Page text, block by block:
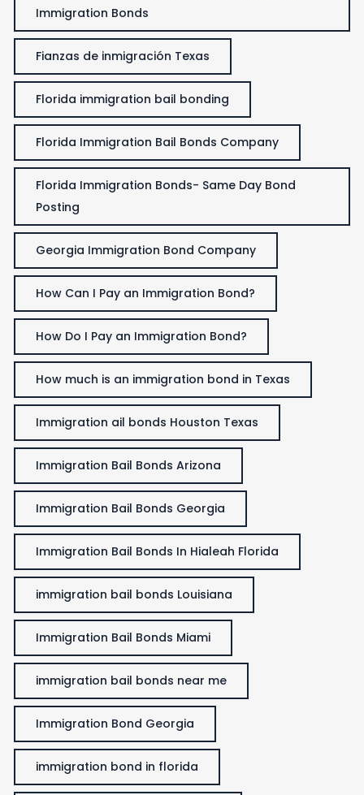
Immigration Bonds
Fianzas de inmigración Texas
Florida immigration bail bonding
Florida Immigration Bail Bonds Company
Florida Immigration Bonds- Same Day Bond
Posting
Georgia Immigration Bond Company
How Can I Pay an Immigration Bond?
How Do I Pay an Immigration Bond?
How much is an immigration bond in Texas
Immigration ail bonds Houston Texas
Immigration Bail Bonds Arizona
Immigration Bail Bonds Georgia
Immigration Bail Bonds In Hialeah Florida
immigration bail bonds Louisiana
Immigration Bail Bonds Miami
immigration bail bonds near me
Immigration Bond Georgia
immigration bond in florida